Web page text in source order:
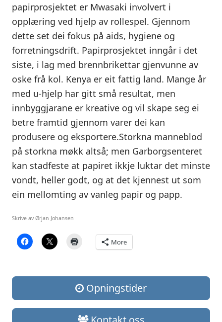
papirprosjektet er Mwasaki involvert i
opplæring ved hjelp av rollespel. Gjennom
dette set dei fokus på aids, hygiene og
forretningsdrift. Papirprosjektet inngår i det
siste, i lag med brennbrikettar gjenvunne av
oske frå kol. Kenya er eit fattig land. Mange år
med u-hjelp har gitt små resultat, men
innbyggjarane er kreative og vil skape seg ei
betre framtid gjennom varer dei kan
produsere og eksportere.Storkna manneblod
på storkna møkk altså; men Garborgsenteret
kan stadfeste at papiret ikkje luktar det minste
vondt, heller godt, og at det kjennest ut som
ein mellomting av vanleg papir og papp.
Skrive av Ørjan Johansen
More
Opningstider